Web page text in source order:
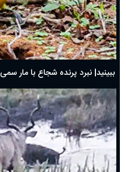
ببینید| نبرد پرنده شجاع با مار سمی